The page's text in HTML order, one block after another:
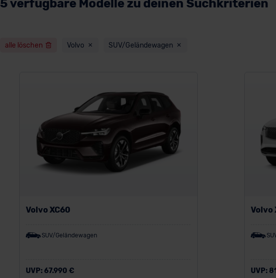
5 verfügbare Modelle zu deinen Suchkriterien
alle löschen Volvo SUV/Geländewagen
Volvo XC60
SUV/Geländewagen
UVP: 67.990 €
Volvo
UVP: